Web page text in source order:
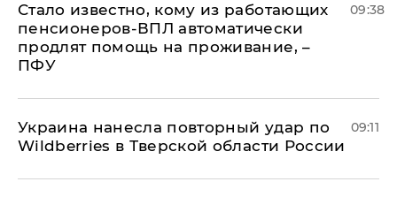
Стало известно, кому из работающих
пенсионеров-ВПЛ автоматически
продлят помощь на проживание, –
ПФУ
09:38
Украина нанесла повторный удар по
Wildberries в Тверской области России
09:11